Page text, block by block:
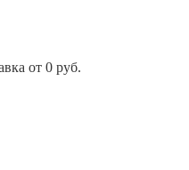
от 0 руб.